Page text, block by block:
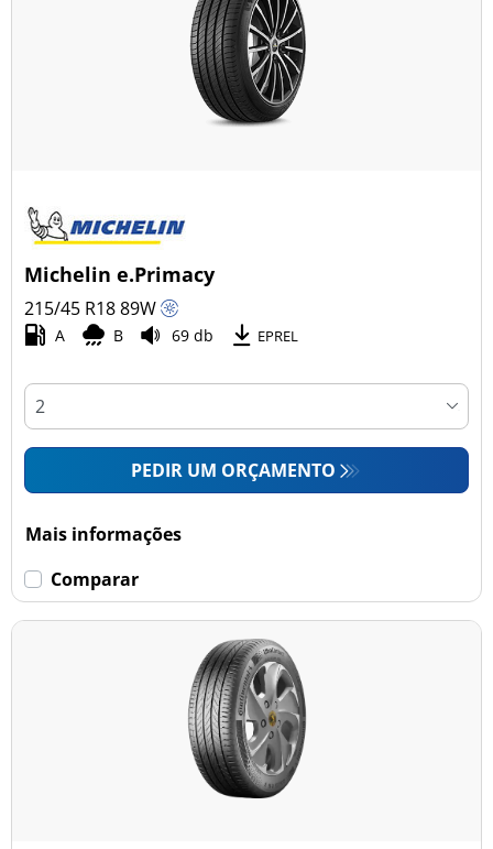
Todas as estações (4)
Ligeiro (32)
Esvaziamento limitado
Runflat (0)
Mais opções
Michelin e.Primacy
215/45 R1889W
A B 69 db EPREL
PEDIR UM ORÇAMENTO
Mais informações
Comparar